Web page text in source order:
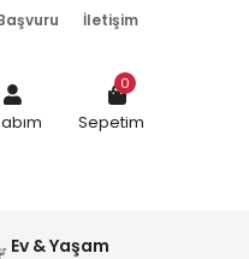
İletişim
Sepetim
0
Ev & Yaşam